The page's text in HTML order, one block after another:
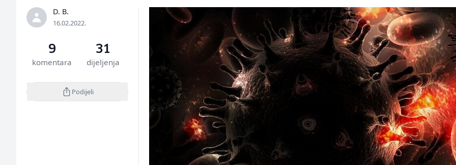
D. B.
16.02.2022.
9
komentara
31
dijeljenja
Podijeli